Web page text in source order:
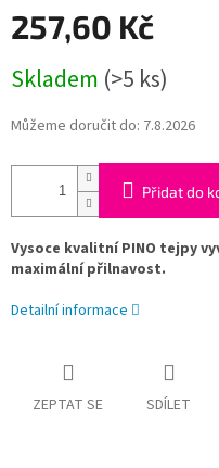
257,60 Kč
cena:
Skladem (>5 ks)
Můžeme doručit do: 7.8.2026
Přidat do
Vysoce kvalitní PINO tejpy
maximální přilnavost.
Detailní informace
ZEPTAT SE SDÍLET